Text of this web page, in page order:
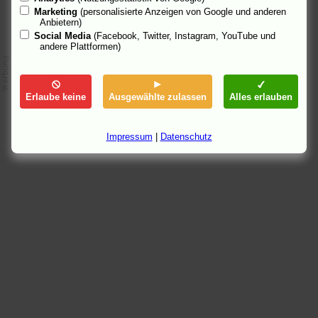
Marketing (personalisierte Anzeigen von Google und anderen
Anbietern)
Social Media (Facebook, Twitter, Instagram, YouTube und
andere Plattformen)
Erlaube keine Ausgewählte zulassen Alles erlauben
Impressum Datenschutz